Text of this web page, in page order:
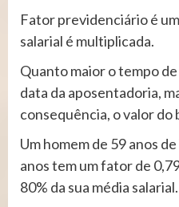
Fator previdenciário é
salarial é multiplicada.
Quanto maior o tempo
data da aposentadoria,
consequência, o valor do
Um homem de 59 anos
anos tem um fator de
80% da sua média salarial.